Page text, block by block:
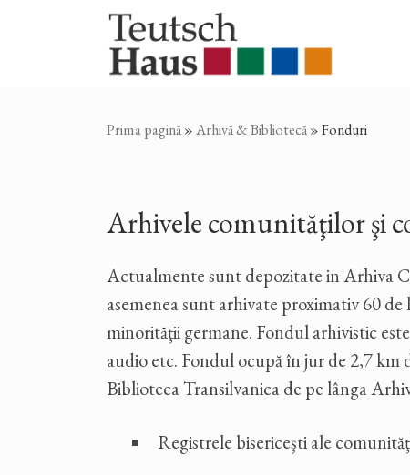
Sari la conținut
Prima pagină»Arhivă & Bibliotecă»Fonduri
Arhivele comunităţilor şi
Actualmente sunt depozitate in Arhiva
asemenea sunt arhivate proximativ 60
minorităţii germane. Fondul arhivistic
audio etc. Fondul ocupă în jur de 2,7 km
Biblioteca Transilvanica de pe lânga
Registrele bisericeşti ale